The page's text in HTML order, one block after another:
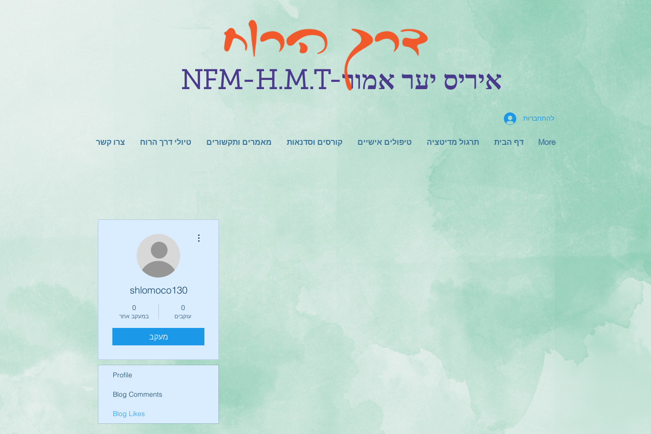
NFM-H.M.T-איריס יער אמור
להתחברות
צרו קשר טיולי דרך הרוח מאמרים ותקשורים קורסים וסדנאות טיפולים אישיים תרגול מדיטציה דף הבית More
shlomoco130
0
עוקבים
0
במעקב אחר
מעקב
Profile
Blog Comments
Blog Likes